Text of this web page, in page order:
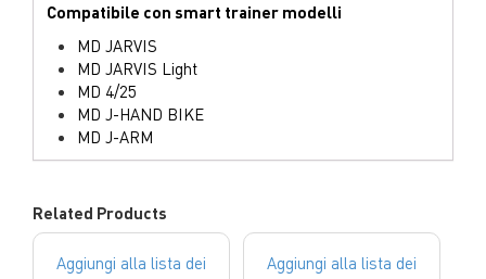
Compatibile con smart trainer modelli
MD JARVIS
MD JARVIS Light
MD 4/25
MD J-HAND BIKE
MD J-ARM
Related Products
Aggiungi alla lista dei
Aggiungi alla lista dei